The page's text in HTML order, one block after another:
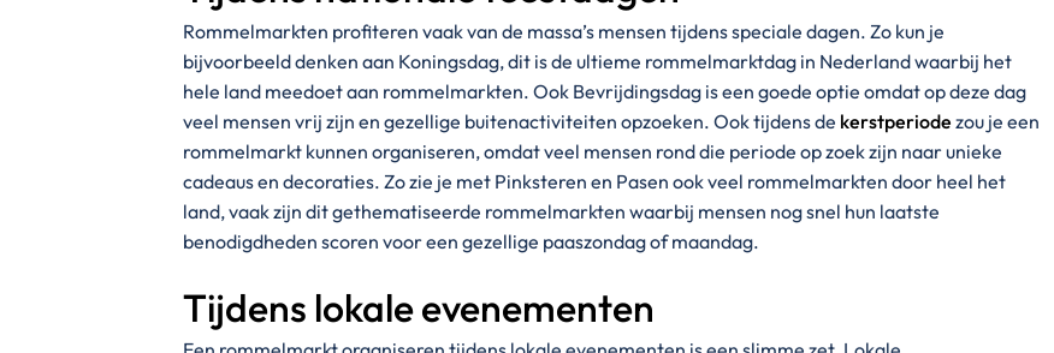
Rommelmarkten profiteren vaak van de massa’s mensen tijdens speciale dagen. Zo kun je
bijvoorbeeld denken aan Koningsdag, dit is de ultieme rommelmarktdag in Nederland waarbij het
hele land meedoet aan rommelmarkten. Ook Bevrijdingsdag is een goede optie omdat op deze dag
veel mensen vrij zijn en gezellige buitenactiviteiten opzoeken. Ook tijdens de kerstperiode zou je een
rommelmarkt kunnen organiseren, omdat veel mensen rond die periode op zoek zijn naar unieke
cadeaus en decoraties. Zo zie je met Pinksteren en Pasen ook veel rommelmarkten door heel het
land, vaak zijn dit gethematiseerde rommelmarkten waarbij mensen nog snel hun laatste
benodigdheden scoren voor een gezellige paaszondag of maandag.
Tijdens lokale evenementen